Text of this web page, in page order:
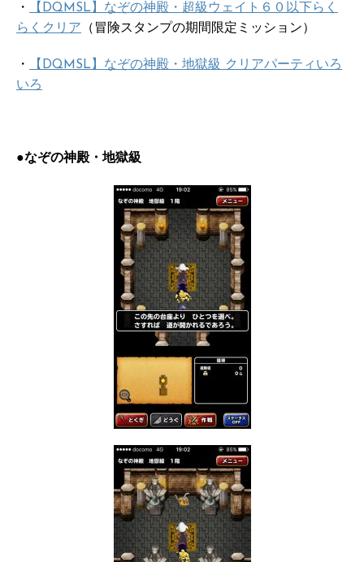
・
【DQMSL】なぞの神殿・超級ウェイト６０以下らく
らくクリア （冒険スタンプの期間限定ミッション）
・
【DQMSL】なぞの神殿・地獄級 クリアパーティいろ
いろ
●なぞの神殿・地獄級